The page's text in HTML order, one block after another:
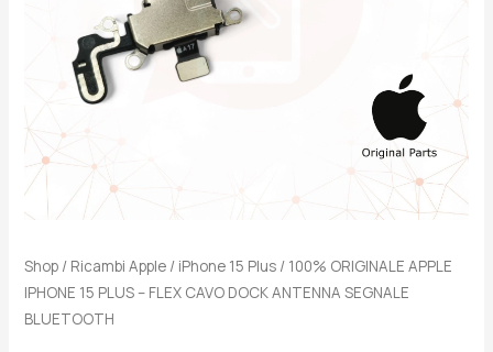
Shop / Ricambi Apple / iPhone 15 Plus / 100% ORIGINALE APPLE
IPHONE 15 PLUS – FLEX CAVO DOCK ANTENNA SEGNALE
BLUETOOTH
ANTENNA
SEGNALE
BLUETOOTH
quantità